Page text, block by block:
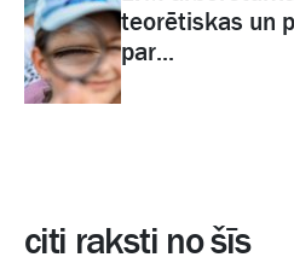
teorētiskas un
par...
citi raksti no šīs